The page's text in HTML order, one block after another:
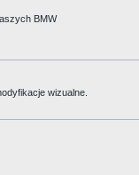
BMW
wizualne.